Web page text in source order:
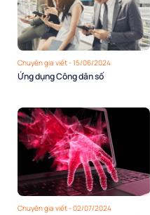
Chuyên gia viết - 15/06/2024
Ứng dụng Công dân số
Chuyên gia viết - 02/07/2024